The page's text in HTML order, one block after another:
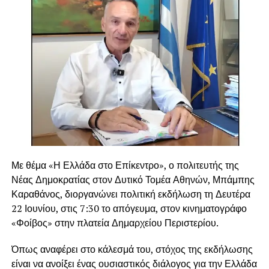
Ο κ. Καραθάνος στάθηκε επίσης στον ψηφιακό
ηλεκτρονικές υπηρεσίες έχουν απλοποιήσει σημαντικά
Με θέμα «Η Ελλάδα στο Επίκεντρο», ο πολιτευτής της
Νέας Δημοκρατίας στον Δυτικό Τομέα Αθηνών, Μπάμπης
Καραθάνος, διοργανώνει πολιτική εκδήλωση τη Δευτέρα
22 Ιουνίου, στις 7:30 το απόγευμα, στον κινηματογράφο
«Φοίβος» στην πλατεία Δημαρχείου Περιστερίου.
Όπως αναφέρει στο κάλεσμά του, στόχος της εκδήλωσης
είναι να ανοίξει ένας ουσιαστικός διάλογος για την Ελλάδα